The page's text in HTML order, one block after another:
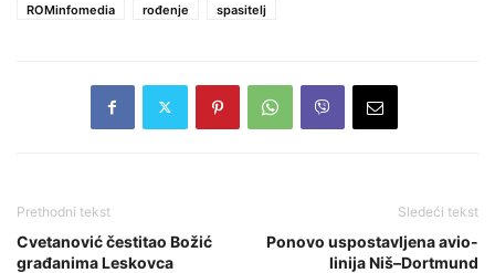
ROMinfomedia
rođenje spasitelj
Prethodni tekst
Cvetanović čestitao Božić
građanima Leskovca
Sledeći tekst
Ponovo uspostavljena avio-
linija Niš–Dortmund